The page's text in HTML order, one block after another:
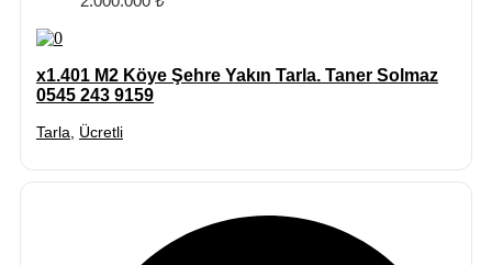
x1.401 M2 Köye Şehre Yakın Tarla. Taner Solmaz
0545 243 9159
Tarla Ücretli